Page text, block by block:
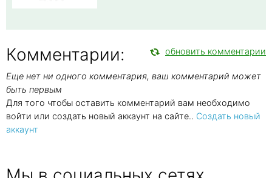
Комментарии: обновить комментарии
Еще нет ни одного комментария, ваш комментарий может
быть первым
Для того чтобы оставить комментарий вам необходимо
войти или создать новый аккаунт на сайте.. Создать новый
аккаунт